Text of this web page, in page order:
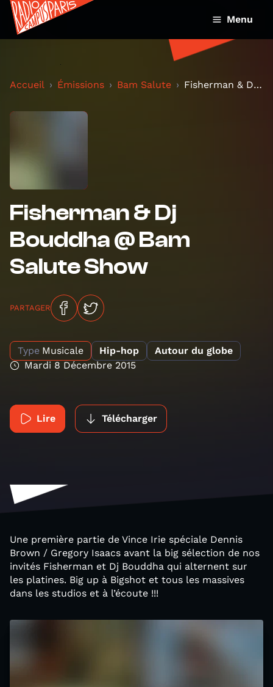
Menu
Accueil Émissions Bam Salute Fisherman & Dj Bouddha @ Bam Salute Show
Fisherman & Dj
Bouddha @ Bam
Salute Show
PARTAGER
Type Musicale Hip-hop
Autour du globe
Mardi 8 Décembre 2015
Lire Télécharger
Une première partie de Vince Irie spéciale Dennis
Brown / Gregory Isaacs avant la big sélection de nos
invités Fisherman et Dj Bouddha qui alternent sur
les platines. Big up à Bigshot et tous les massives
dans les studios et à l’écoute !!!